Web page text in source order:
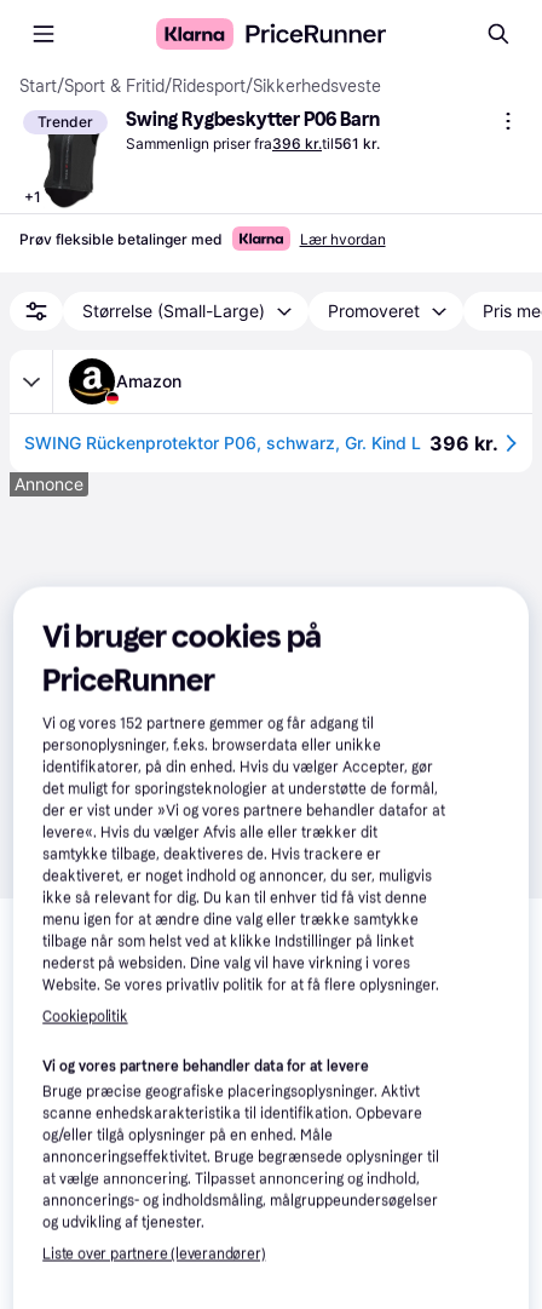
Start/Sport & Fritid/Ridesport/Sikkerhedsveste
Trender
+1
Swing Rygbeskytter P06 Barn
Sammenlign priser fra396 kr.til561 kr.
Prøv fleksible betalinger med Lær hvordan
Størrelse (Small-Large) Promoveret Pris
Amazon
SWING Rückenprotektor P06, schwarz, Gr. Kind L 396 kr.
Annonce
Relaterede produkter
Se vores forslag til andre produkter, der matcher dine
interesser. Vis alle
Vi bruger cookies på
PriceRunner
Vi og vores152 partnere gemmer og får adgang til
personoplysninger, f.eks. browserdata eller unikke
identifikatorer, på din enhed. Hvis du vælger Accepter, gør
det muligt for sporingsteknologier at understøtte de formål,
der er vist under »Vi og vores partnere behandler datafor at
levere«. Hvis du vælger Afvis alle eller trækker dit
samtykke tilbage, deaktiveres de. Hvis trackere er
deaktiveret, er noget indhold og annoncer, du ser, muligvis
ikke så relevant for dig. Du kan til enhver tid få vist denne
menu igen for at ændre dine valg eller trække samtykke
tilbage når som helst ved at klikke Indstillinger på linket
nederst på websiden. Dine valg vil have virkning i vores
Website. Se vores privatliv politik for at få flere oplysninger.
Cookiepolitik
Vi og vores partnere behandler data for at levere
Bruge præcise geografiske placeringsoplysninger. Aktivt
scanne enhedskarakteristika til identifikation. Opbevare
og/eller tilgå oplysninger på en enhed. Måle
annonceringseffektivitet. Bruge begrænsede oplysninger til
at vælge annoncering. Tilpasset annoncering og indhold,
annoncerings- og indholdsmåling, målgruppeundersøgelser
og udvikling af tjenester.
Liste over partnere (leverandører)